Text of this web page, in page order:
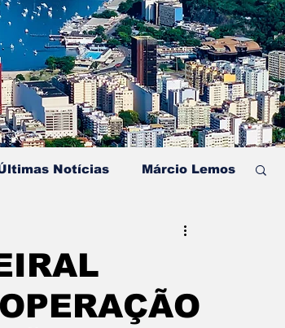
Notícias Márcio Lemos
Mansa Pinheiral